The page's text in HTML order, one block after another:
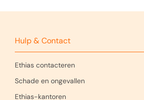
Hulp & Contact
Ethias contacteren
Schade en ongevallen
Ethias-kantoren